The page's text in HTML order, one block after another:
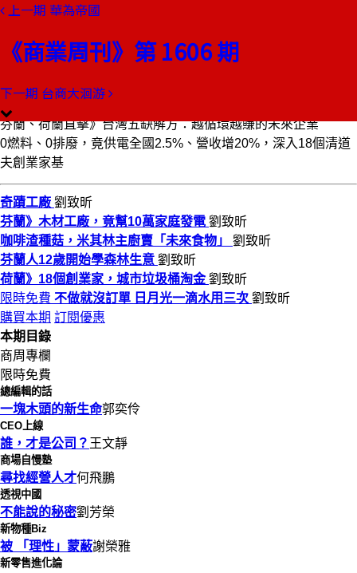
上一期 華為帝國
《商業周刊》第 1606 期
下一期 台商大洄游
本期目錄
奇蹟工廠
芬蘭、荷蘭直擊》台灣五缺解方：越循環越賺的未來企業
0燃料、0排廢，竟供電全國2.5%、營收增20%，深入18個清道
夫創業家基
奇蹟工廠 劉致昕
芬蘭》木材工廠，竟幫10萬家庭發電 劉致昕
咖啡渣種菇，米其林主廚賣「未來食物」 劉致昕
芬蘭人12歲開始學森林生意 劉致昕
荷蘭》18個創業家，城市垃圾桶淘金劉致昕
限時免費 不做就沒訂單 日月光一滴水用三次 劉致昕
購買本期 訂閱優惠
本期目錄
商周專欄
限時免費
總編輯的話
一塊木頭的新生命郭奕伶
CEO上線
誰，才是公司？ 王文靜
商場自慢塾
尋找經營人才何飛鵬
透視中國
不能說的秘密劉芳榮
新物種Biz
被 「理性」蒙蔽謝榮雅
新零售進化論